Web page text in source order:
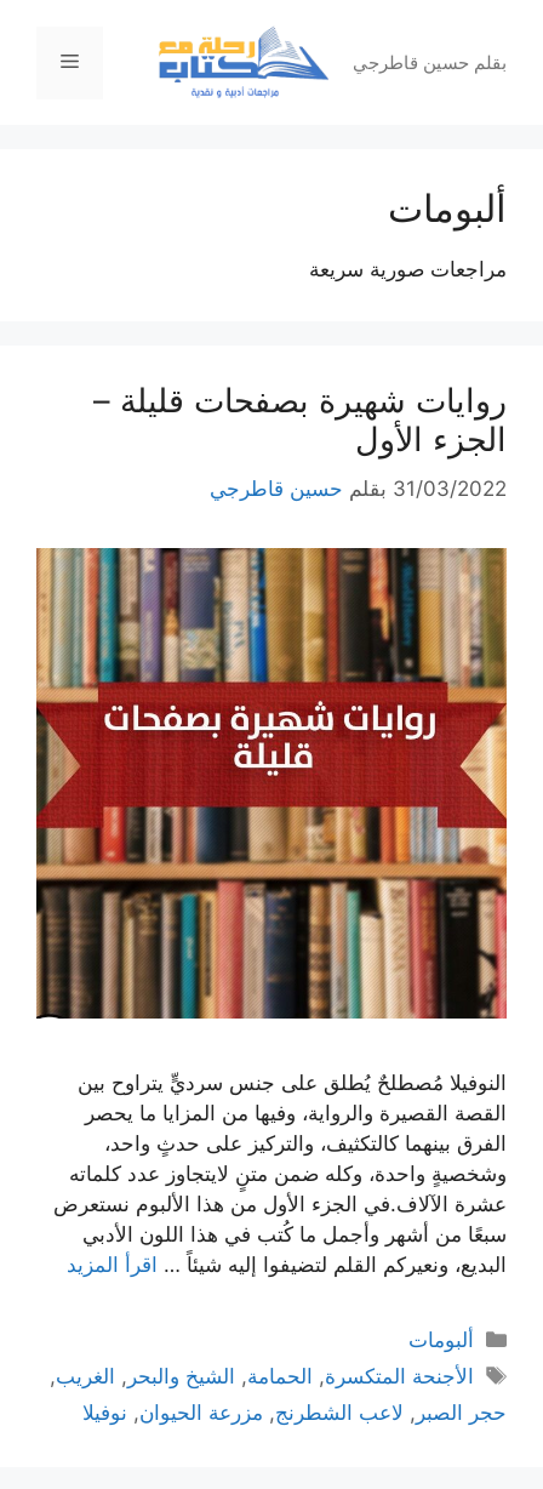
المحتوىبقلم حسين قاطرجي القائمة
ألبومات
مراجعات صورية سريعة
روايات شهيرة بصفحات قليلة –
الجزء الأول
31/03/2022 بقلم حسين قاطرجي
النوفيلا مُصطلحٌ يُطلق على جنس سرديٍّ يتراوح بين
القصة القصيرة والرواية، وفيها من المزايا ما يحصر
الفرق بينهما كالتكثيف، والتركيز على حدثٍ واحد،
وشخصيةٍ واحدة، وكله ضمن متنٍ لايتجاوز عدد كلماته
عشرة الآلاف.في الجزء الأول من هذا الألبوم نستعرض
سبعًا من أشهر وأجمل ما كُتب في هذا اللون الأدبي
البديع، ونعيركم القلم لتضيفوا إليه شيئاً … اقرأ المزيد
التصنيفات
ألبومات
الوسوم
الأجنحة المتكسرة, الحمامة, الشيخ والبحر , الغريب,
حجر الصبر , لاعب الشطرنج, مزرعة الحيوان, نوفيلا